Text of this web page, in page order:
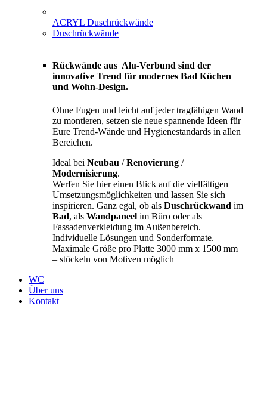
ACRYL Duschrückwände
Duschrückwände
Rückwände aus Alu-Verbund sind der
innovative Trend für modernes Bad Küchen
und Wohn-Design.
Ohne Fugen und leicht auf jeder tragfähigen Wand
zu montieren, setzen sie neue spannende Ideen für
Eure Trend-Wände und Hygienestandards in allen
Bereichen.
Ideal bei Neubau /Renovierung /
Modernisierung.
Werfen Sie hier einen Blick auf die vielfältigen
Umsetzungsmöglichkeiten und lassen Sie sich
inspirieren. Ganz egal, ob als Duschrückwand im
Bad, als Wandpaneel im Büro oder als
Fassadenverkleidung im Außenbereich.
Individuelle Lösungen und Sonderformate.
Maximale Größe pro Platte 3000 mm x 1500 mm
– stückeln von Motiven möglich
WC
Über uns
Kontakt